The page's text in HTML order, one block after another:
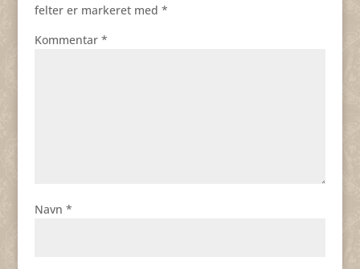
felter er markeret med *
Kommentar *
Navn *